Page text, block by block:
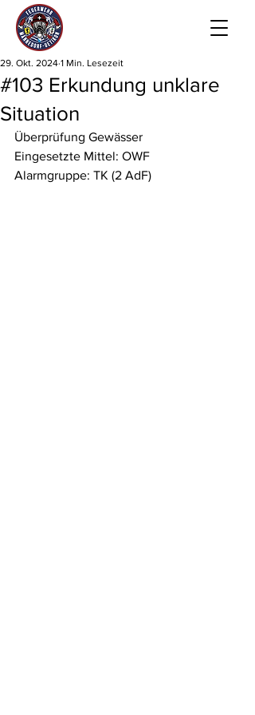
#103 Erkundung unklare
Situation
29. Okt. 2024 1 Min. Lesezeit
Überprüfung Gewässer
Eingesetzte Mittel: OWF
Alarmgruppe: TK (2 AdF)